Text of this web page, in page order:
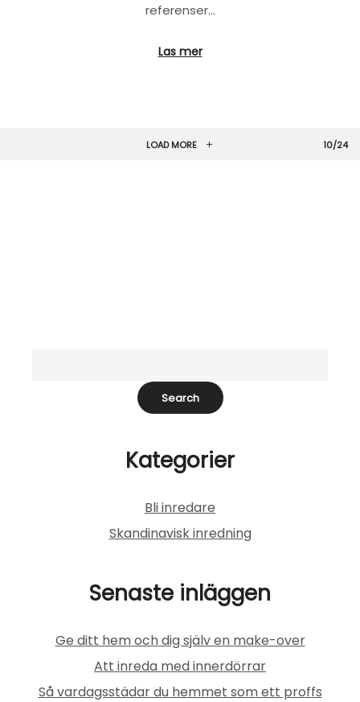
referenser…
LOAD MORE 10/24
Kategorier
Bli inredare
Skandinavisk inredning
Senaste inläggen
Ge ditt hem och dig själv en make-over
Att inreda med innerdörrar
Så vardagsstädar du hemmet som ett proffs